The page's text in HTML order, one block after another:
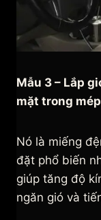
Mẫu 3 – Lắp
mặt trong
Nó là miếng
đặt phổ biến
giúp tăng độ
ngăn gió và